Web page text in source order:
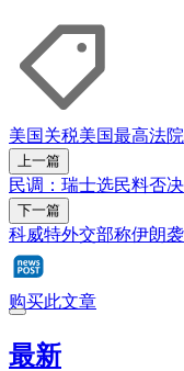
美国关税美国最高法院
上一篇
民调：瑞士选民料否
下一篇
科威特外交部称伊朗
购买此文章
最新